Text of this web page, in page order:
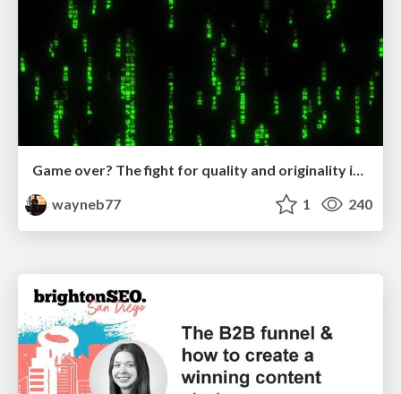
Game over? The fight for quality and originality in the time of robots
wayneb77
1 240